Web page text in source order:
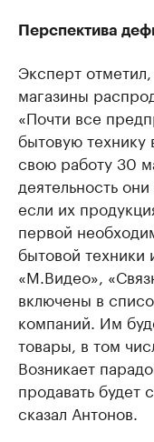
Перспектива
Эксперт
магазины
«Почти все
бытовую
свою работу 30
деятельность
если их
первой
бытовой техники
«М.Видео»,
включены в
компаний. Им
товары, в том
Возникает
продавать
сказал Антонов.